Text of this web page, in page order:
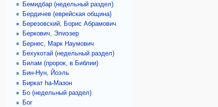
Бемидбар (недельный раздел)
Бердичев (еврейская община)
Березовский, Борис Абрамович
Беркович, Элиэзер
Бернес, Марк Наумович
Бехукотай (недельный раздел)
Билам (пророк, в Библии)
Бин-Нун, Йоэль
Биркат hа-Мазон
Бо (недельный раздел)
Бог